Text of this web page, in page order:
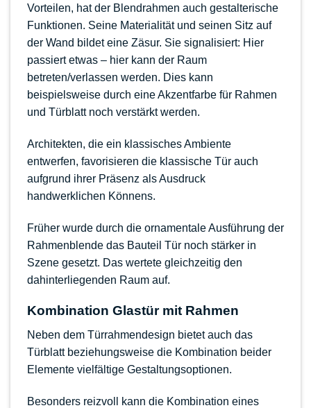
Vorteilen, hat der Blendrahmen auch gestalterische
Funktionen. Seine Materialität und seinen Sitz auf
der Wand bildet eine Zäsur. Sie signalisiert: Hier
passiert etwas – hier kann der Raum
betreten/verlassen werden. Dies kann
beispielsweise durch eine Akzentfarbe für Rahmen
und Türblatt noch verstärkt werden.
Architekten, die ein klassisches Ambiente
entwerfen, favorisieren die klassische Tür auch
aufgrund ihrer Präsenz als Ausdruck
handwerklichen Könnens.
Früher wurde durch die ornamentale Ausführung der
Rahmenblende das Bauteil Tür noch stärker in
Szene gesetzt. Das wertete gleichzeitig den
dahinterliegenden Raum auf.
Kombination Glastür mit Rahmen
Neben dem Türrahmendesign bietet auch das
Türblatt beziehungsweise die Kombination beider
Elemente vielfältige Gestaltungsoptionen.
Besonders reizvoll kann die Kombination eines